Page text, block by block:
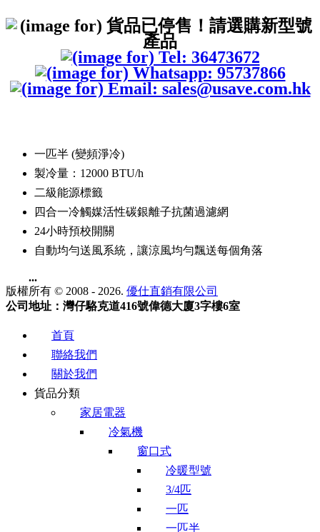
一匹半 (變頻淨冷)
製冷量：12000 BTU/h
二級能源標籤
四合一冷觸媒活性碳銀離子抗菌過濾網
24小時預校開關
自動均勻送風系統，讓涼風均勻飄送每個角落
...
版權所有 © 2008 - 2026. 優仕直銷有限公司
公司地址：灣仔駱克道416號偉德大廈3字樓6室
首頁
聯絡我們
關於我們
貨品分類
家居電器
冷氣機
窗口式
冷暖型號
3/4匹
一匹
一匹半